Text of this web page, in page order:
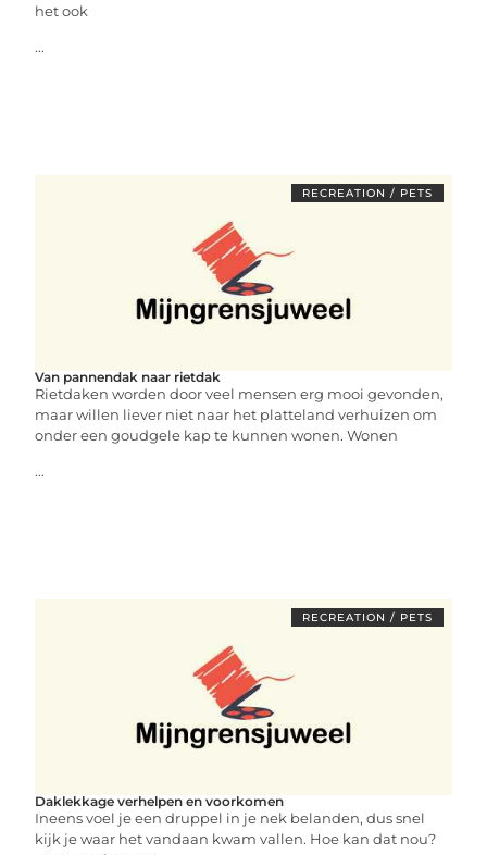
het ook
...
RECREATION / PETS
Van pannendak naar rietdak
Rietdaken worden door veel mensen erg mooi gevonden,
maar willen liever niet naar het platteland verhuizen om
onder een goudgele kap te kunnen wonen. Wonen
...
RECREATION / PETS
Daklekkage verhelpen en voorkomen
Ineens voel je een druppel in je nek belanden, dus snel
kijk je waar het vandaan kwam vallen. Hoe kan dat nou?